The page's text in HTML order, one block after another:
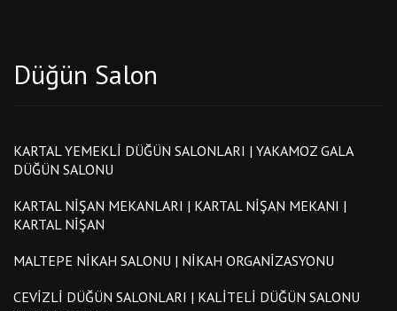
Düğün Salon
KARTAL YEMEKLI DÜĞÜN SALONLARI | YAKAMOZ GALA
DÜĞÜN SALONU
KARTAL NIŞAN MEKANLARI | KARTAL NIŞAN MEKANI |
KARTAL NIŞAN
MALTEPE NIKAH SALONU | NIKAH ORGANIZASYONU
CEVIZLI DÜĞÜN SALONLARI | KALITELI DÜĞÜN SALONU